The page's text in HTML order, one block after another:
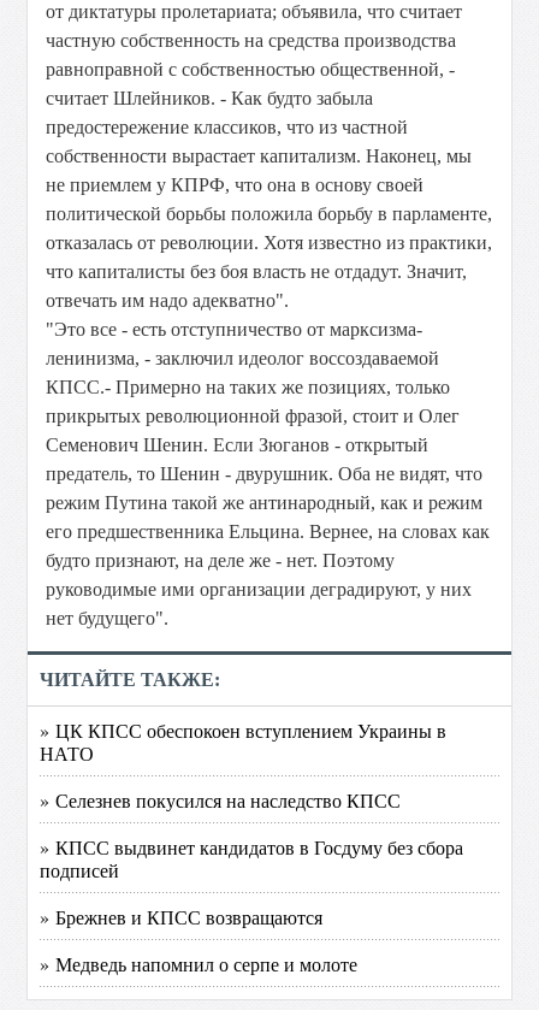
от диктатуры пролетариата; объявила, что считает
частную собственность на средства производства
равноправной с собственностью общественной, -
считает Шлейников. - Как будто забыла
предостережение классиков, что из частной
собственности вырастает капитализм. Наконец, мы
не приемлем у КПРФ, что она в основу своей
политической борьбы положила борьбу в парламенте,
отказалась от революции. Хотя известно из практики,
что капиталисты без боя власть не отдадут. Значит,
отвечать им надо адекватно".
"Это все - есть отступничество от марксизма-
ленинизма, - заключил идеолог воссоздаваемой
КПСС.- Примерно на таких же позициях, только
прикрытых революционной фразой, стоит и Олег
Семенович Шенин. Если Зюганов - открытый
предатель, то Шенин - двурушник. Оба не видят, что
режим Путина такой же антинародный, как и режим
его предшественника Ельцина. Вернее, на словах как
будто признают, на деле же - нет. Поэтому
руководимые ими организации деградируют, у них
нет будущего".
ЧИТАЙТЕ ТАКЖЕ:
» ЦК КПСС обеспокоен вступлением Украины в
НАТО
» Селезнев покусился на наследство КПСС
» КПСС выдвинет кандидатов в Госдуму без сбора
подписей
» Брежнев и КПСС возвращаются
» Медведь напомнил о серпе и молоте